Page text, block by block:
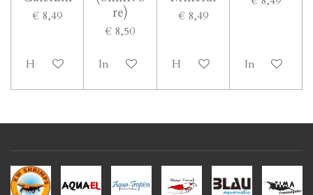
€ 8,49
Houd mij op de hoogte
re)
€ 8,50
In winkelwagen
€ 8,49
Houd mij op de hoogte
In